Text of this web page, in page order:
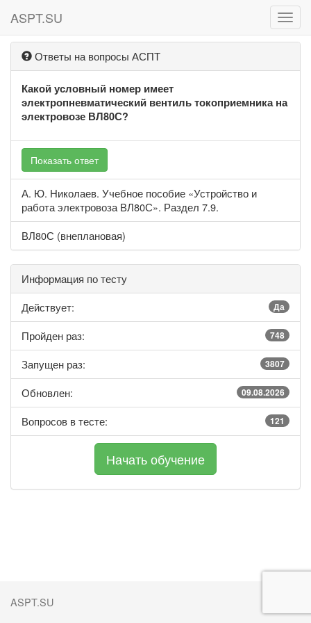
ASPT.SU
Ответы на вопросы АСПТ
Какой условный номер имеет
электропневматический вентиль токоприемника на
электровозе ВЛ80С?
Показать ответ
А. Ю. Николаев. Учебное пособие «Устройство и
работа электровоза ВЛ80С». Раздел 7.9.
ВЛ80С (внеплановая)
Информация по тесту
Действует:
Да
Пройден раз: 748
Запущен раз: 3807
Обновлен: 09.08.2026
Вопросов в тесте: 121
ASPT.SU